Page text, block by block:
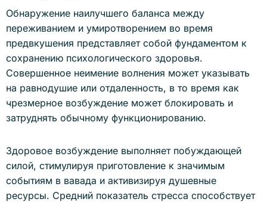
Обнаружение наилучшего баланса между
переживанием и умиротворением во время
предвкушения представляет собой фундаментом к
сохранению психологического здоровья.
Совершенное неимение волнения может указывать
на равнодушие или отдаленность, в то время как
чрезмерное возбуждение может блокировать и
затруднять обычному функционированию.
Здоровое возбуждение выполняет побуждающей
силой, стимулируя приготовление к значимым
событиям в вавада и активизируя душевные
ресурсы. Средний показатель стресса способствует